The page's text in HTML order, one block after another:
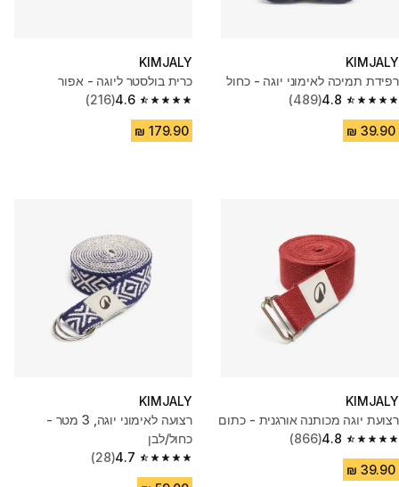
KIMJALY
רפידת תמיכה לאימוני יוגה - כחול
4.8
4.8 out of 5 stars from 489 reviews
(489)
KIMJALY
כרית בולסטר ליוגה - אפור
4.6
4.6 out of 5 stars from 216 reviews
(216)
KIMJALY
רצועת יוגה מכותנה אורגנית - כתום
4.8
4.8 out of 5 stars from 866 reviews
(866)
KIMJALY
רצועה לאימוני יוגה, 3 מטר -
כחול/לבן
4.7
4.7 out of 5 stars from 28 reviews
(28)